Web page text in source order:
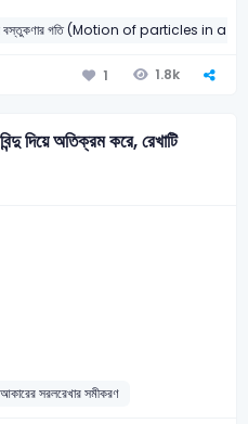
বস্তুকণার গতি (Motion of particles in a
1 1.8k
দিয়ে অতিক্রম করে, রেখাটি
আকারের সরলরেখার সমীকরণ